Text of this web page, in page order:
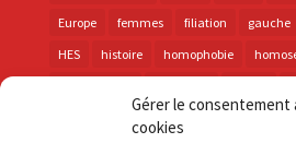
Gérer le consentement
cookies
Europe
femmes filiation gauche
HES
histoire homophobie